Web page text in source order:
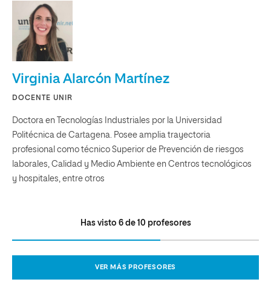
Virginia Alarcón Martínez
DOCENTE UNIR
Doctora en Tecnologías Industriales por la Universidad
Politécnica de Cartagena. Posee amplia trayectoria
profesional como técnico Superior de Prevención de riesgos
laborales, Calidad y Medio Ambiente en Centros tecnológicos
y hospitales, entre otros
Has visto 6de 10 profesores
VER MÁS PROFESORES